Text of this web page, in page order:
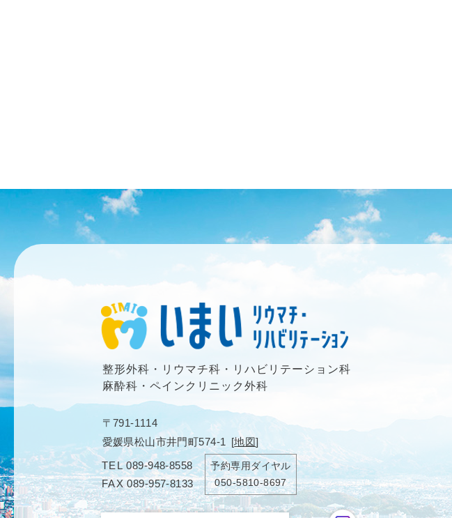
整形外科・リウマチ科・リハビリテーション科
麻酔科・ペインクリニック外科
〒791-1114
愛媛県松山市井門町574-1 [地図]
TEL 089-948-8558
FAX 089-957-8133
予約専用ダイヤル
050-5810-8697